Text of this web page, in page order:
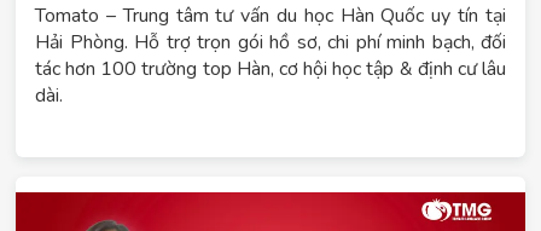
Tomato – Trung tâm tư vấn du học Hàn Quốc uy tín tại
Hải Phòng. Hỗ trợ trọn gói hồ sơ, chi phí minh bạch, đối
tác hơn 100 trường top Hàn, cơ hội học tập & định cư lâu
dài.